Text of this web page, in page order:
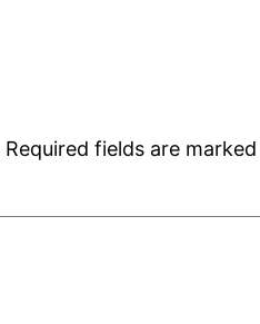
Required fields are marked